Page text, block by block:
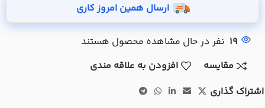
ارسال همین امروز کاری
19 نفر در حال مشاهده محصول هستند
مقایسه
افزودن به علاقه مندی
اشتراک گذاری